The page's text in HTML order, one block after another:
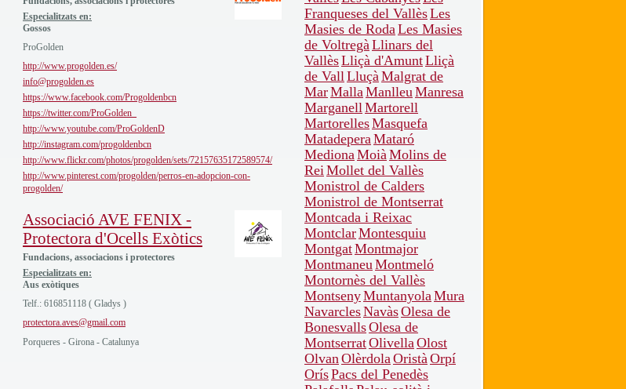
Especialitzats en:
Gossos
ProGolden
http://www.progolden.es/
info@progolden.es
https://www.facebook.com/Progoldenbcn
https://twitter.com/ProGolden_
http://www.youtube.com/ProGoldenD
http://instagram.com/progoldenbcn
http://www.flickr.com/photos/progolden/sets/72157635172589574/
http://www.pinterest.com/progolden/perros-en-adopcion-con-
progolden/
Associació AVE FENIX -
Protectora d'Ocells Exòtics
Fundacions, associacions i protectores
Especialitzats en:
Aus exòtiques
Telf.: 616851118 ( Gladys )
protectora.aves@gmail.com
Porqueres - Girona - Catalunya
Franqueses del VallèsLes
Masies de RodaLes Masies
de VoltregàLlinars del
VallèsLliçà d'AmuntLliçà
de VallLluçàMalgrat de
MarMallaManlleuManresa
MarganellMartorell
MartorellesMasquefa
MatadeperaMataró
MedionaMoiàMolins de
ReiMollet del Vallès
Monistrol de Calders
Monistrol de Montserrat
Montcada i Reixac
MontclarMontesquiu
MontgatMontmajor
MontmaneuMontmeló
Montornès del Vallès
MontsenyMuntanyolaMura
NavarclesNavàsOlesa de
BonesvallsOlesa de
MontserratOlivellaOlost
OlvanOlèrdolaOristàOrpí
OrísPacs del Penedès